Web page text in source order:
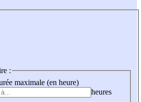
:
maximale (en heure)
heures